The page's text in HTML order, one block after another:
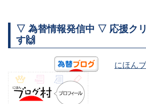
▽ 為替情報発信中 ▽ 応援ク
す🙌
にほん